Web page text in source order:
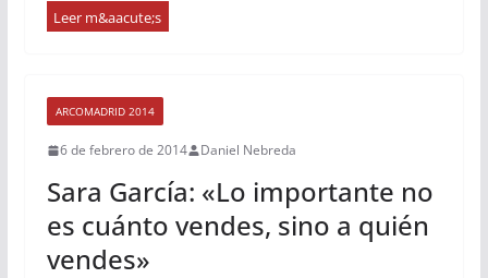
ARCOMADRID 2014
6 de febrero de 2014 Daniel Nebreda
Sara García: «Lo importante no
es cuánto vendes, sino a quién
vendes»